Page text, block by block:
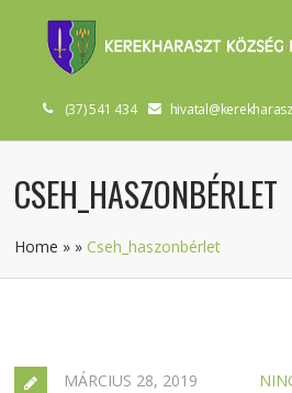
(37) 541 434
CSEH_HASZONBÉRLET
Home » » Cseh_haszonbérlet
MÁRCIUS 28, 2019